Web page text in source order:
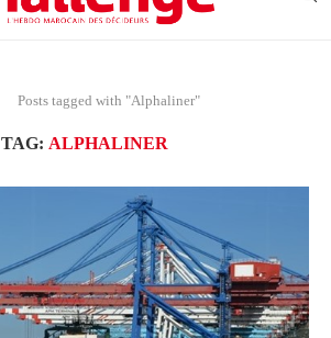
Posts tagged with "Alphaliner"
TAG: ALPHALINER